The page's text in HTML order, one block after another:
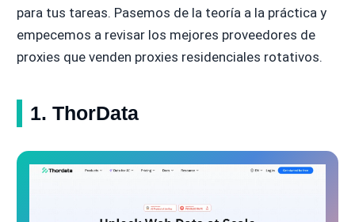
para tus tareas. Pasemos de la teoría a la práctica y
empecemos a revisar los mejores proveedores de
proxies que venden proxies residenciales rotativos.
1. ThorData